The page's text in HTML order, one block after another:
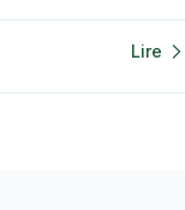
Lire